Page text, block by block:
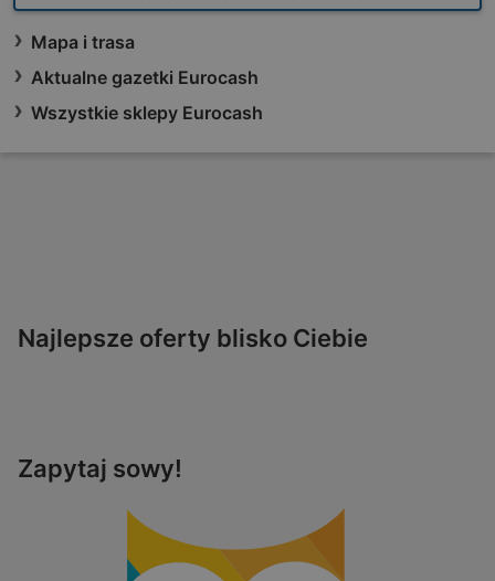
Mapa i trasa
Aktualne gazetki Eurocash
Wszystkie sklepy Eurocash
Najlepsze oferty blisko Ciebie
Zapytaj sowy!